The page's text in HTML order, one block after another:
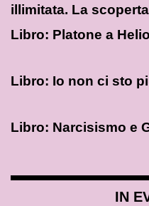
illimitata. La
Libro: Platone a
Libro: Io non ci sto
Libro: Narcisismo e
IN